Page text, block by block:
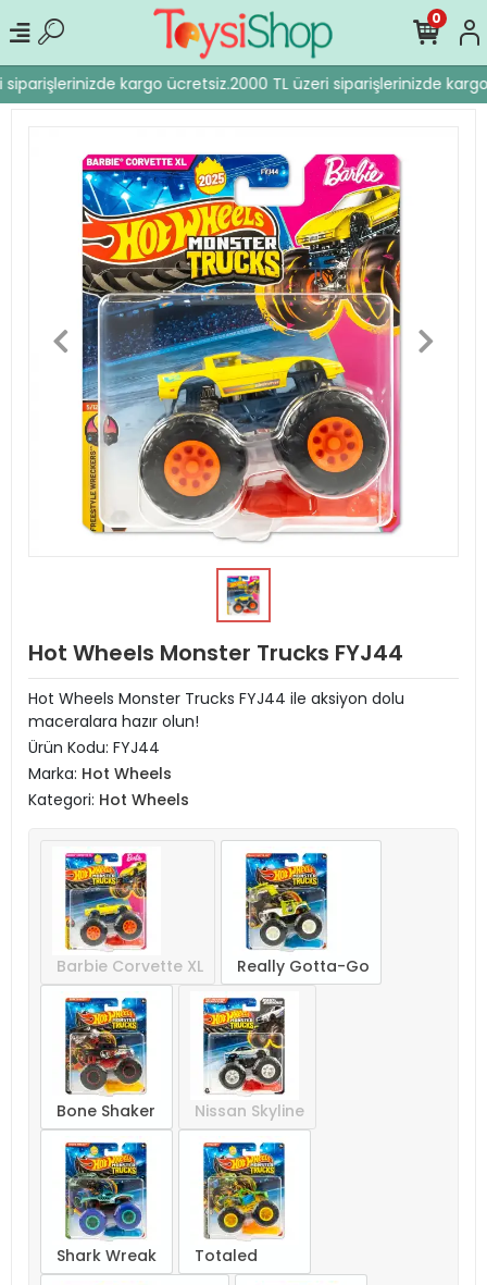
kargo ücretsiz.2000 TL üzeri siparişlerinizde
0
Hot Wheels Monster Trucks FYJ44
Hot Wheels Monster Trucks FYJ44 ile aksiyon dolu
maceralara hazır olun!
Ürün Kodu: FYJ44
Marka: Hot Wheels
Kategori: Hot Wheels
Barbie Corvette XL Really Gotta-Go
Bone Shaker Nissan Skyline
Shark Wreak Totaled